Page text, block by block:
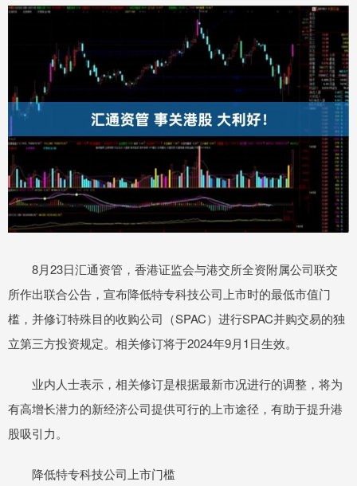
8月23日汇通资管，香港证监会与港交所全资附属公司联交
所作出联合公告，宣布降低特专科技公司上市时的最低市值门
槛，并修订特殊目的收购公司（SPAC）进行SPAC并购交易的独
立第三方投资规定。相关修订将于2024年9月1日生效。
业内人士表示，相关修订是根据最新市况进行的调整，将为
有高增长潜力的新经济公司提供可行的上市途径，有助于提升港
股吸引力。
降低特专科技公司上市门槛